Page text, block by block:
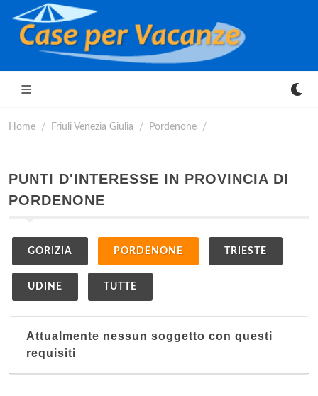
Home Friuli Venezia Giulia Pordenone
PUNTI D'INTERESSE IN PROVINCIA DI
PORDENONE
GORIZIA PORDENONE TRIESTE
UDINE TUTTE
Attualmente nessun soggetto con questi
requisiti